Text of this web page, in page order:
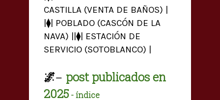
CASTILLA (VENTA DE BAÑOS) |
|⧫| POBLADO (CASCÓN DE LA
NAVA) ||⧫| ESTACIÓN DE
SERVICIO (SOTOBLANCO) |
🌌— post publicados en
2025 - índice